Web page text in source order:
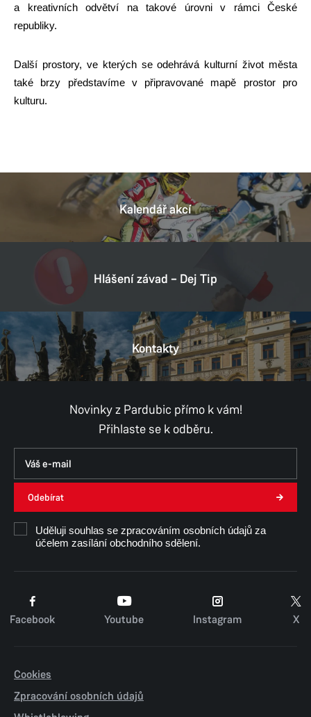
a kreativních odvětví na takové úrovni v rámci České
republiky.
Další prostory, ve kterých se odehrává kulturní život města
také brzy představíme v připravované mapě prostor pro
kulturu.
Kalendář akcí
Hlášení závad – Dej Tip
Kontakty
Novinky z Pardubic přímo k vám!
Přihlaste se k odběru.
Odebírat
Uděluji souhlas se zpracováním osobních údajů za
účelem zasílání obchodního sdělení.
Facebook Youtube Instagram X
Cookies
Zpracování osobních údajů